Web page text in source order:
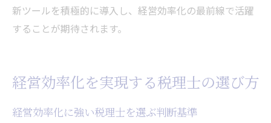
新ツールを積極的に導入し、経営効率化の最前線で活躍
することが期待されます。
経営効率化を実現する税理士の選び方
経営効率化に強い税理士を選ぶ判断基準